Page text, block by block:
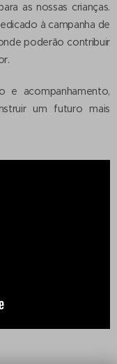
as nossas crianças.
à campanha de
poderão contribuir
e acompanhamento,
um futuro mais